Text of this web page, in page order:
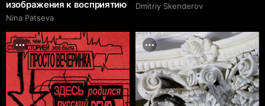
изображения к восприятию
Nina Patseva
Dmitriy Skenderov